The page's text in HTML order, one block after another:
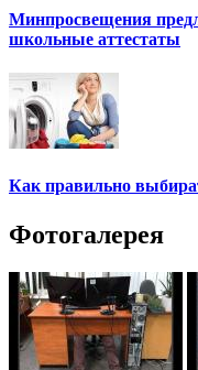
Минпросвещения
школьные аттестаты
Как правильно
Фотогалерея